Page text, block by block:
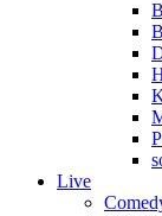
Live